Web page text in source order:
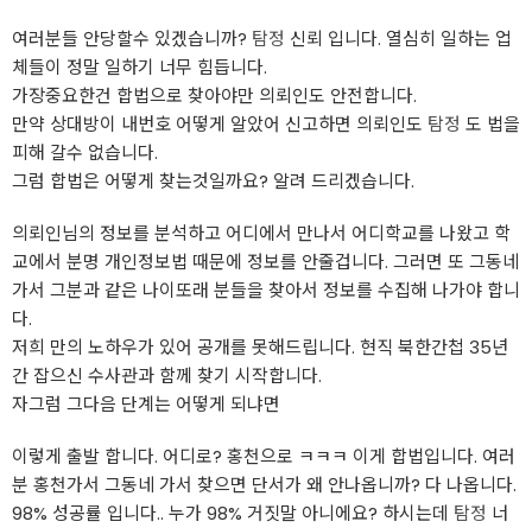
여러분들 안당할수 있겠습니까? 탐정 신뢰 입니다. 열심히 일하는 업
체들이 정말 일하기 너무 힘듭니다.
가장중요한건 합법으로 찾아야만 의뢰인도 안전합니다.
만약 상대방이 내번호 어떻게 알았어 신고하면 의뢰인도 탐정 도 법을
피해 갈수 없습니다.
그럼 합법은 어떻게 찾는것일까요? 알려 드리겠습니다.
의뢰인님의 정보를 분석하고 어디에서 만나서 어디학교를 나왔고 학
교에서 분명 개인정보법 때문에 정보를 안줄겁니다. 그러면 또 그동네
가서 그분과 같은 나이또래 분들을 찾아서 정보를 수집해 나가야 합니
다.
저희 만의 노하우가 있어 공개를 못해드립니다. 현직 북한간첩 35년
간 잡으신 수사관과 함께 찾기 시작합니다.
자그럼 그다음 단계는 어떻게 되냐면
이렇게 출발 합니다. 어디로? 홍천으로 ㅋㅋㅋ 이게 합법입니다. 여러
분 홍천가서 그동네 가서 찾으면 단서가 왜 안나옵니까? 다 나옵니다.
98% 성공률 입니다.. 누가 98% 거짓말 아니에요? 하시는데 탐정 너